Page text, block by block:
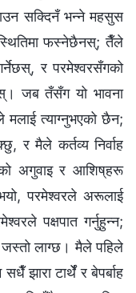
सक्दिनँ भन्‍ने महसुस
फस्नेछैनस्; तैँले
र परमेश्‍वरसँगको
जब तँसँग यो भावना
त्याग्‍नुभएको छैन;
र मैले कर्तव्य निर्वाह
अगुवाइ र आशिष्‌हरू
परमेश्‍वरले अरूलाई
पक्षपात गर्नुहुन्न;
लाग्छ। मैले पहिले
सधैँ झारा टार्थेँ र बेपर्बाह